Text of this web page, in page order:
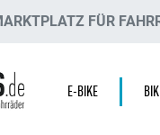
FÜR
E-BIKE